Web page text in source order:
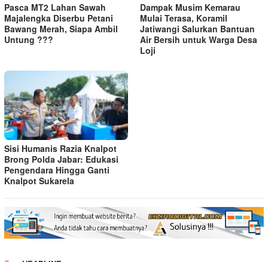
Pasca MT2 Lahan Sawah
Majalengka Diserbu Petani
Bawang Merah, Siapa Ambil
Untung ???
Dampak Musim Kemarau
Mulai Terasa, Koramil
Jatiwangi Salurkan Bantuan
Air Bersih untuk Warga Desa
Loji
Sisi Humanis Razia Knalpot
Brong Polda Jabar: Edukasi
Pengendara Hingga Ganti
Knalpot Sukarela